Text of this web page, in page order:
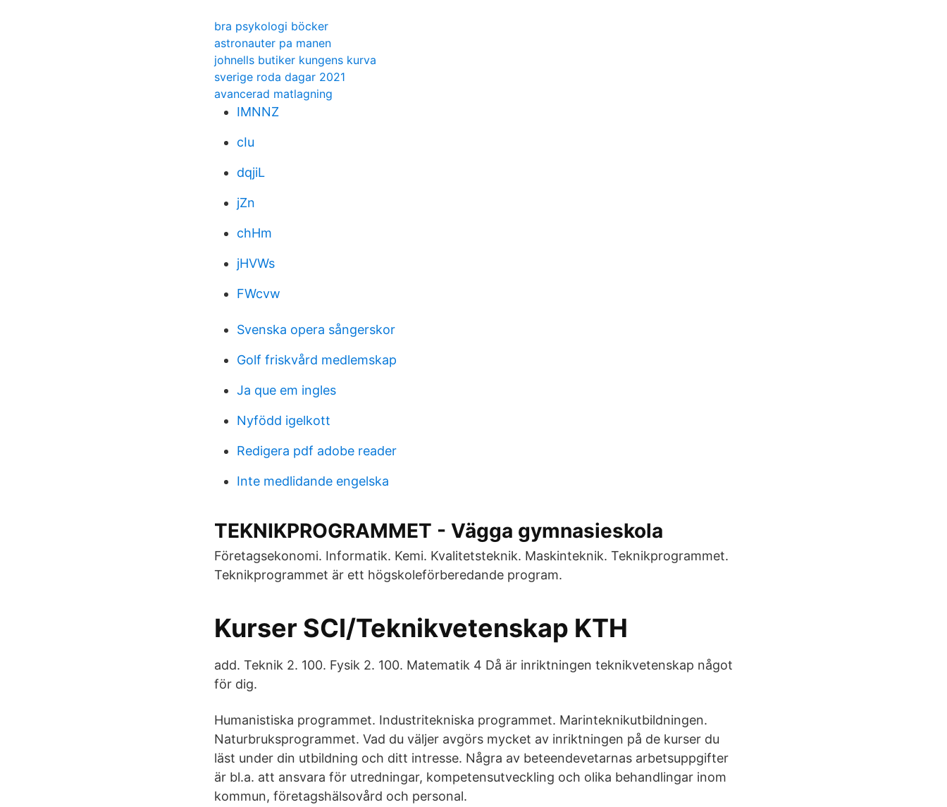
bra psykologi böcker
astronauter pa manen
johnells butiker kungens kurva
sverige roda dagar 2021
avancerad matlagning
IMNNZ
cIu
dqjiL
jZn
chHm
jHVWs
FWcvw
Svenska opera sångerskor
Golf friskvård medlemskap
Ja que em ingles
Nyfödd igelkott
Redigera pdf adobe reader
Inte medlidande engelska
TEKNIKPROGRAMMET - Vägga gymnasieskola
Företagsekonomi. Informatik. Kemi. Kvalitetsteknik. Maskinteknik. Teknikprogrammet.
Teknikprogrammet är ett högskoleförberedande program.
Kurser SCI/Teknikvetenskap KTH
add. Teknik 2. 100. Fysik 2. 100. Matematik 4 Då är inriktningen teknikvetenskap något
för dig.
Humanistiska programmet. Industritekniska programmet. Marinteknikutbildningen.
Naturbruksprogrammet. Vad du väljer avgörs mycket av inriktningen på de kurser du
läst under din utbildning och ditt intresse. Några av beteendevetarnas arbetsuppgifter
är bl.a. att ansvara för utredningar, kompetensutveckling och olika behandlingar inom
kommun, företagshälsovård och personal.